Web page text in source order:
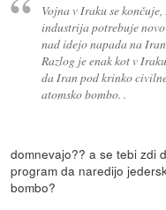
Vojna v Iraku se
industrija potrebuje
nad idejo napada na
Razlog je enak kot v
da Iran pod krinko
atomsko bombo. .
domnevajo?? a se tebi zdi
program da naredijo
bombo?